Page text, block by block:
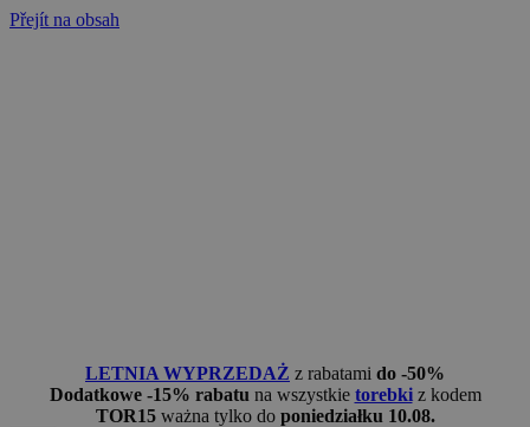
Přejít na obsah
LETNIA WYPRZEDAŻ z rabatami do -50%
Dodatkowe -15% rabatu na wszystkie torebkiz kodem
TOR15 ważna tylko do poniedziałku 10.08.